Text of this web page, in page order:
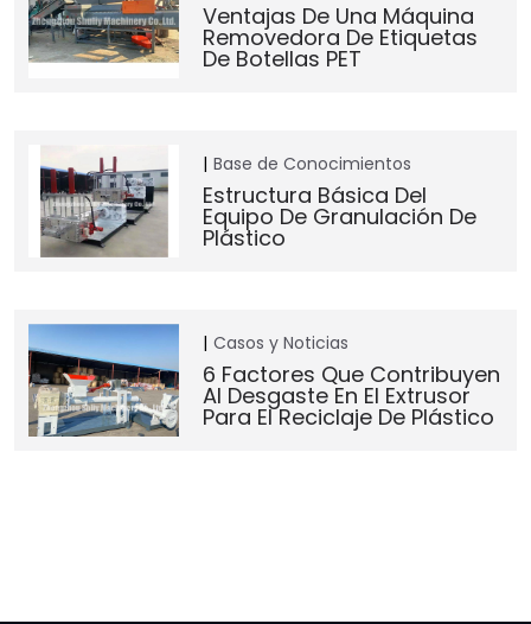
Ventajas De Una Máquina
Removedora De Etiquetas
De Botellas PET
Base de Conocimientos
Estructura Básica Del
Equipo De Granulación De
Plástico
Casos y Noticias
6 Factores Que Contribuyen
Al Desgaste En El Extrusor
Para El Reciclaje De Plástico